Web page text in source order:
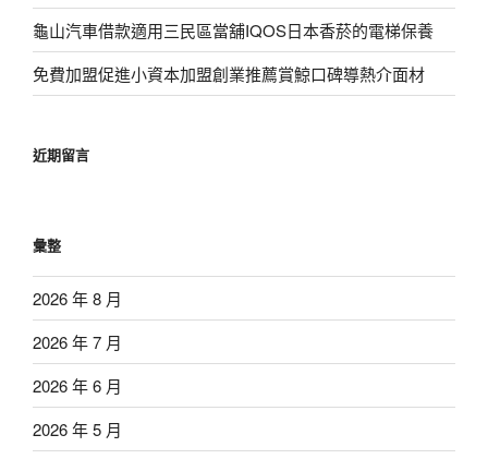
龜山汽車借款適用三民區當舖IQOS日本香菸的電梯保養
免費加盟促進小資本加盟創業推薦賞鯨口碑導熱介面材
近期留言
彙整
2026 年 8 月
2026 年 7 月
2026 年 6 月
2026 年 5 月